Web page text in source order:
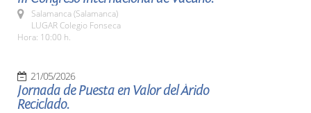
Salamanca (Salamanca)
LUGAR Colegio Fonseca
Hora: 10:00 h.
21/05/2026
Jornada de Puesta en Valor del Árido
Reciclado.